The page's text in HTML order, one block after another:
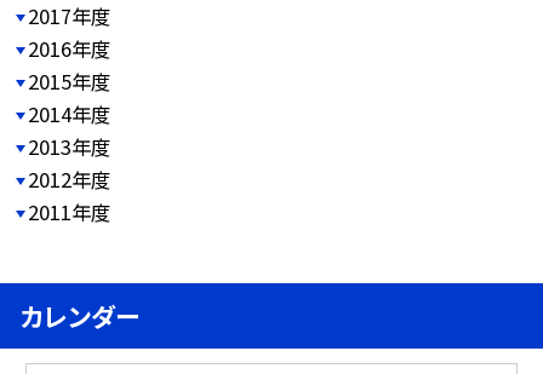
2017年度
2016年度
2015年度
2014年度
2013年度
2012年度
2011年度
カレンダー